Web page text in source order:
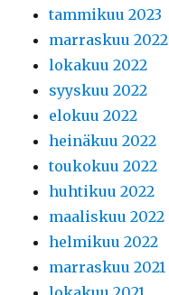
tammikuu 2023
marraskuu 2022
lokakuu 2022
syyskuu 2022
elokuu 2022
heinäkuu 2022
toukokuu 2022
huhtikuu 2022
maaliskuu 2022
helmikuu 2022
marraskuu 2021